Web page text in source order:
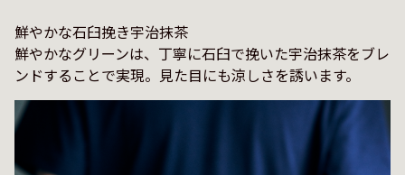
鮮やかな石臼挽き宇治抹茶
鮮やかなグリーンは、丁寧に石臼で挽いた宇治抹茶をブレ